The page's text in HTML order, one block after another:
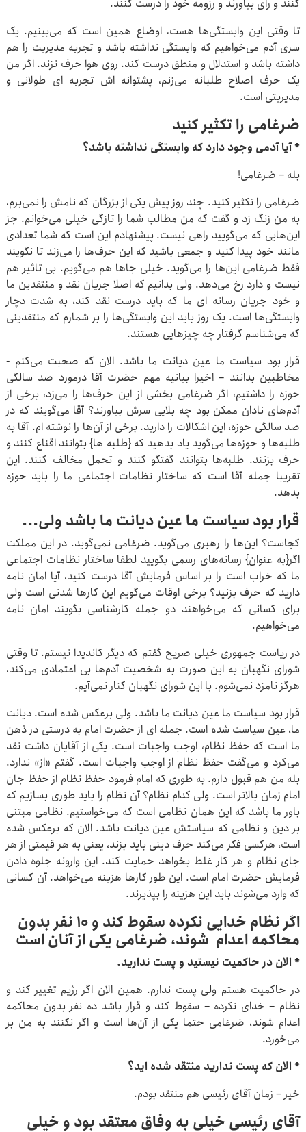
کنند و رای بیاورند و رزومه خود را درست کنند.
تا وقتی این وابستگی‌ها هست، اوضاع همین است که می‌بینیم. یک
سری آدم می‌خواهیم که وابستگی نداشته باشد و تجربه مدیریت را هم
داشته باشد و استدلال و منطق درست کند. روی هوا حرف نزند. اگر من
یک حرف اصلاح طلبانه می‌زنم، پشتوانه اش تجربه ای طولانی و
مدیریتی است.
ضرغامی را تکثیر کنید
* آیا آدمی وجود دارد که وابستگی نداشته باشد؟
بله – ضرغامی!
ضرغامی را تکثیر کنید. چند روز پیش یکی از بزرگان که نامش را نمی‌برم،
به من زنگ زد و گفت که من مطالب شما را تازگی خیلی می‌خوانم. جز
این‌هایی که می‌گویید راهی نیست. پیشنهادم این است که شما تعدادی
مانند خود پیدا کنید و جمعی باشید که این حرف‌ها را می‌زند تا نگویند
فقط ضرغامی این‌ها را می‌گوید. خیلی جاها هم می‌گویم. بی تاثیر هم
نیست و دارد رخ می‌دهد. ولی بدانیم که اصلا جریان نقد و منتقدین ما
و خود جریان رسانه ای ما که باید درست نقد کند، به شدت دچار
وابستگی‌ها است. یک روز باید این وابستگی‌ها را بر شمارم که منتقدینی
که می‌شناسم گرفتار چه چیزهایی هستند.
قرار بود سیاست ما عین دیانت ما باشد. الان که صحبت می‌کنم -
مخاطبین بدانند – اخیرا بیانیه مهم حضرت آقا درمورد صد سالگی
حوزه را داشتیم، اگر ضرغامی بخشی از این حرف‌ها را می‌زد، برخی از
آدم‌های نادان ممکن بود چه بلایی سرش بیاورند؟ آقا می‌گویند که در
صد سالگی حوزه، این اشکالات را دارید. برخی از آن‌ها را نوشته ام. آقا به
طلبه‌ها و حوزه‌ها می‌گوید یاد بدهید که {طلبه ها} بتوانند اقناع کنند و
حرف بزنند. طلبه‌ها بتوانند گفتگو کنند و تحمل مخالف کنند. این
تقریبا جمله آقا است که ساختار نظامات اجتماعی ما را باید حوزه
بدهد.
قرار بود سیاست ما عین دیانت ما باشد ولی...
کجاست؟ این‌ها را رهبری می‌گوید. ضرغامی نمی‌گوید. در این مملکت
اگر{به عنوان} رسانه‌های رسمی بگویید لطفا ساختار نظامات اجتماعی
ما که خراب است را بر اساس فرمایش آقا درست کنید، آیا امان نامه
دارید که حرف بزنید؟ برخی اوقات می‌گویم این کارها شدنی است ولی
برای کسانی که می‌خواهند دو جمله کارشناسی بگویند امان نامه
می‌خواهیم.
در ریاست جمهوری خیلی صریح گفتم که دیگر کاندیدا نیستم. تا وقتی
شورای نگهبان به این صورت به شخصیت آدم‌ها بی اعتمادی می‌کند،
هرگز نامزد نمی‌شوم. با این شورای نگهبان کنار نمی‌آیم.
قرار بود سیاست ما عین دیانت ما باشد. ولی برعکس شده است. دیانت
ما، عین سیاست شده است. جمله ای از حضرت امام به درستی در ذهن
ما است که حفظ نظام، اوجب واجبات است. یکی از آقایان داشت نقد
می‌کرد و می‌گفت حفظ نظام از اوجب واجبات است. گفتم «از» ندارد.
بله من هم قبول دارم. به طوری که امام فرمود حفظ نظام از حفظ جان
امام زمان بالاتر است. ولی کدام نظام؟ آن نظام را باید طوری بسازیم که
باور ما باشد که این همان نظامی است که می‌خواستیم. نظامی مبتنی
بر دین و نظامی که سیاستش عین دیانت باشد. الان که برعکس شده
است، هرکسی فکر می‌کند حرف دینی باید بزند، یعنی به هر قیمتی از هر
جای نظام و هر کار غلط بخواهد حمایت کند. این وارونه جلوه دادن
فرمایش حضرت امام است. این طور کارها هزینه می‌خواهد. آن کسانی
که وارد می‌شوند باید این هزینه را بپذیرند.
اگر نظام خدایی نکرده سقوط کند و ۱۰ نفر بدون
محاکمه اعدام شوند، ضرغامی یکی از آنان است
* الان در حاکمیت نیستید و پست ندارید.
در حاکمیت هستم ولی پست ندارم. همین الان اگر رژیم تغییر کند و
نظام – خدای نکرده – سقوط کند و قرار باشد ده نفر بدون محاکمه
اعدام شوند، ضرغامی حتما یکی از آن‌ها است و اگر نکنند به من بر
می‌خورد.
* الان که پست ندارید منتقد شده اید؟
خیر – زمان آقای رئیسی هم منتقد بودم.
آقای رئیسی خیلی به وفاق معتقد بود و خیلی